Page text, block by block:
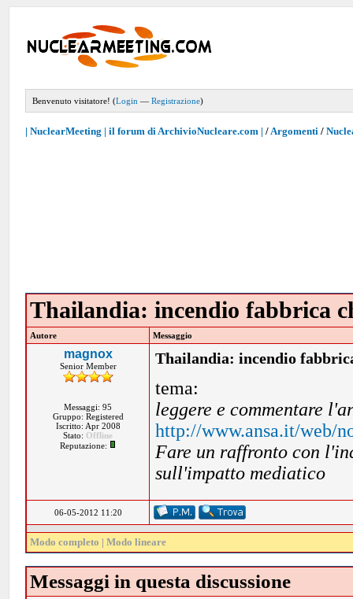
Benvenuto visitatore! (Login —Registrazione)
| NuclearMeeting | il forum di ArchivioNucleare.com | /Argomenti /
Thailandia: incendio fabbrica
Autore Messaggio
magnox
Senior Member
Messaggi: 95
Gruppo: Registered
Iscritto: Apr 2008
Stato: Offline
Reputazione:
Thailandia: incendio
tema:
leggere e commentare
http://www.ansa.it/web/
Fare un raffronto con
sull'impatto mediatico
06-05-2012 11:20
Modo completo |Modo lineare
Messaggi in questa discussione